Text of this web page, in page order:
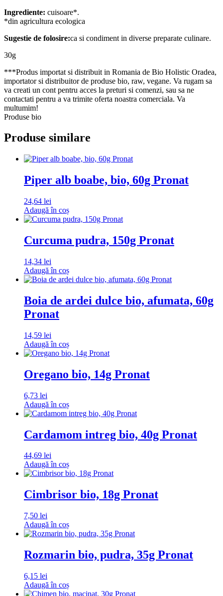
Ingrediente: cuisoare*.
*din agricultura ecologica
Sugestie de folosire:ca si condiment in diverse preparate culinare.
30g
***Produs importat si distribuit in Romania de Bio Holistic Oradea,
importator si distribuitor de produse bio, raw, vegane. Va rugam sa
va creati un cont pentru acces la preturi si comenzi, sau sa ne
contactati pentru a va trimite oferta noastra comerciala. Va
multumim!
Produse bio
Produse similare
Piper alb boabe, bio, 60g Pronat
24,64 lei
Adaugă în coș
Curcuma pudra, 150g Pronat
14,34 lei
Adaugă în coș
Boia de ardei dulce bio, afumata, 60g
Pronat
14,59 lei
Adaugă în coș
Oregano bio, 14g Pronat
6,73 lei
Adaugă în coș
Cardamom intreg bio, 40g Pronat
44,69 lei
Adaugă în coș
Cimbrisor bio, 18g Pronat
7,50 lei
Adaugă în coș
Rozmarin bio, pudra, 35g Pronat
6,15 lei
Adaugă în coș